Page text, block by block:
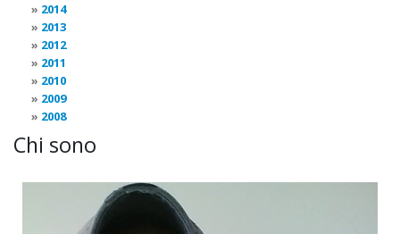
2014
2013
2012
2011
2010
2009
2008
Chi sono